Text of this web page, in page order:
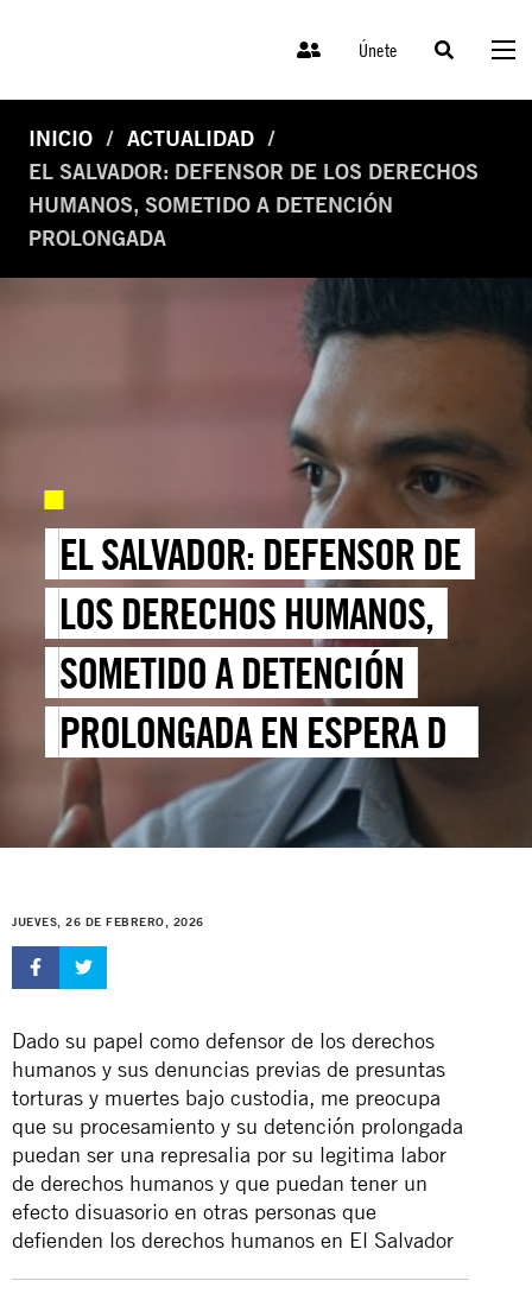
Únete
INICIO
ACTUALIDAD
EL SALVADOR: DEFENSOR DE LOS DERECHOS
HUMANOS, SOMETIDO A DETENCIÓN
PROLONGADA
EL SALVADOR: DEFENSOR DE
LOS DERECHOS HUMANOS,
SOMETIDO A DETENCIÓN
PROLONGADA EN ESPERA DE
JUICIO
JUEVES, 26 DE FEBRERO, 2026
Dado su papel como defensor de los derechos
humanos y sus denuncias previas de presuntas
torturas y muertes bajo custodia, me preocupa
que su procesamiento y su detención prolongada
puedan ser una represalia por su legitima labor
de derechos humanos y que puedan tener un
efecto disuasorio en otras personas que
defienden los derechos humanos en El Salvador